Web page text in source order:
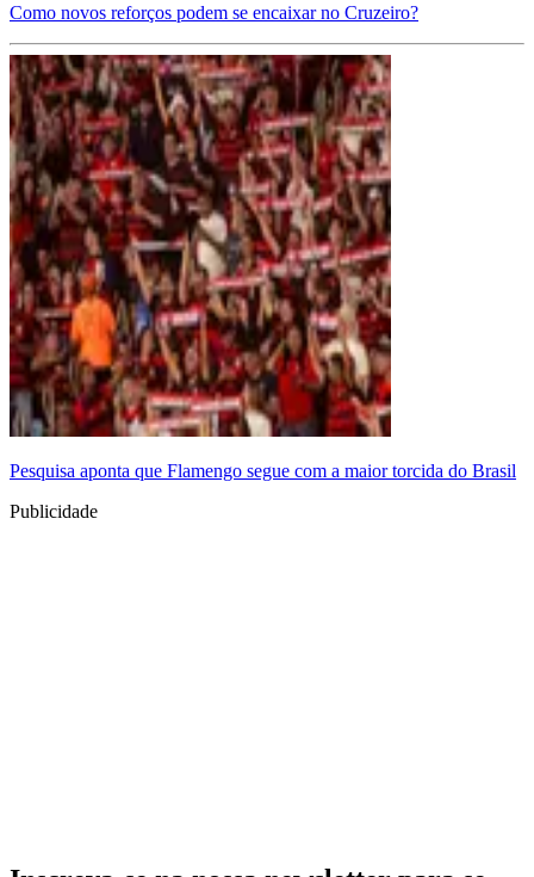
Como novos reforços podem se encaixar no Cruzeiro?
Pesquisa aponta que Flamengo segue com a maior torcida do Brasil
Publicidade